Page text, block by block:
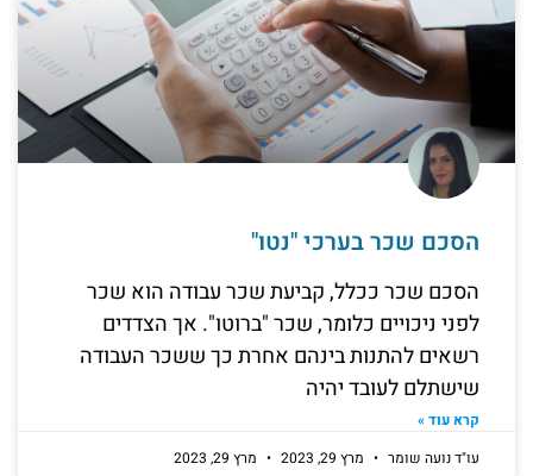
הסכם שכר בערכי "נטו"
הסכם שכר ככלל, קביעת שכר עבודה הוא שכר
לפני ניכויים כלומר, שכר "ברוטו". אך הצדדים
רשאים להתנות בינהם אחרת כך ששכר העבודה
שישתלם לעובד יהיה
קרא עוד »
עו"ד נועה שומר
מרץ 29, 2023 מרץ 29, 2023